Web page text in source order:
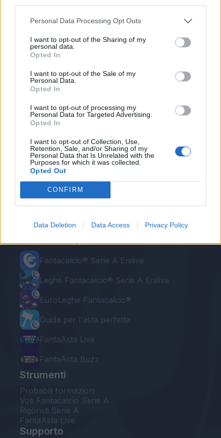
Personal Data Processing Opt Outs
I want to opt-out of the Sharing of my
personal data.
Opted In
I want to opt-out of the Sale of my
Personal Data.
Opted In
I want to opt-out of processing my
Personal Data for Targeted Advertising.
Opted In
I want to opt-out of Collection, Use,
Retention, Sale, and/or Sharing of my
Personal Data that Is Unrelated with the
Purposes for which it was collected.
Opted Out
CONFIRM
Data Deletion Data Access Privacy Policy
Autore
Fantacalcio® Serie A Enilive
Leghe Fantacalcio® Serie A Enilive
EuroLeghe Fantacalcio®
Guida per l'asta perfetta
FantaAsta Live
FantaAsta Buzz
Strumenti
Probabili formazioni
Voti Fantacalcio Serie A
Rigoristi Serie A
FantaAsta Live
Supporto